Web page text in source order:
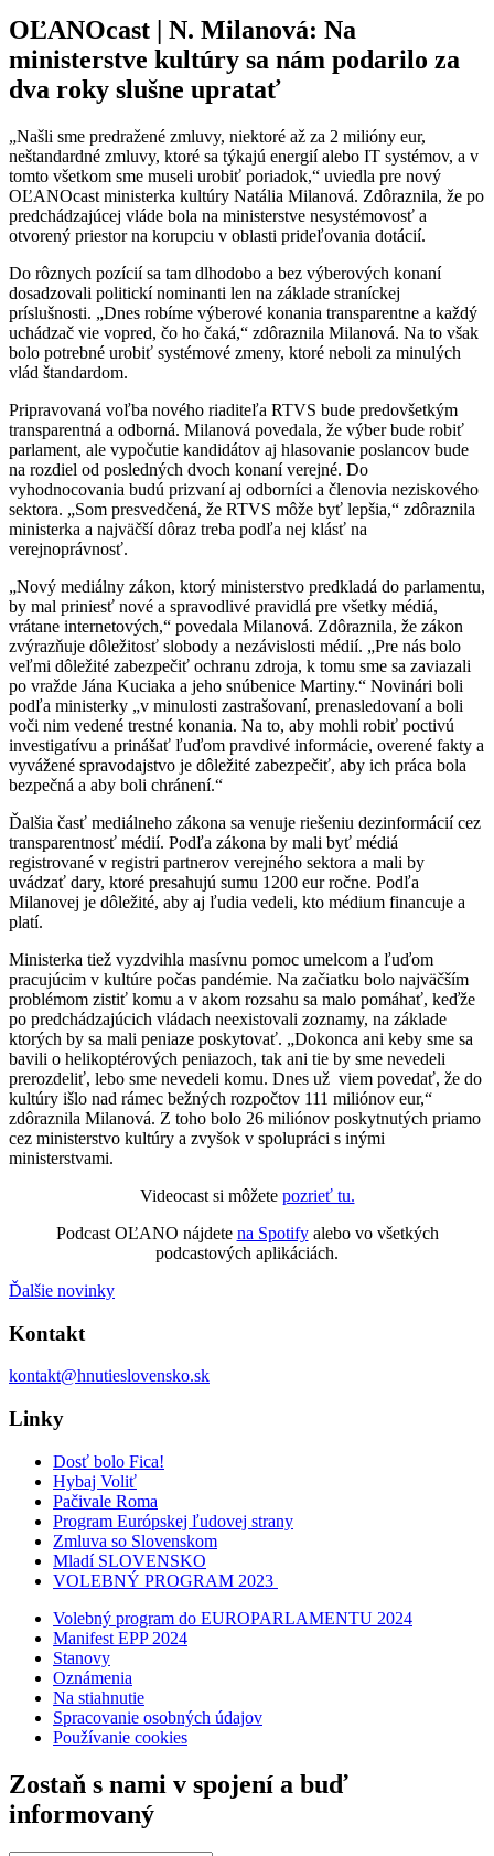
OĽANOcast | N. Milanová: Na
ministerstve kultúry sa nám podarilo za
dva roky slušne upratať
„Našli sme predražené zmluvy, niektoré až za 2 milióny eur,
neštandardné zmluvy, ktoré sa týkajú energií alebo IT systémov, a v
tomto všetkom sme museli urobiť poriadok,“ uviedla pre nový
OĽANOcast ministerka kultúry Natália Milanová. Zdôraznila, že po
predchádzajúcej vláde bola na ministerstve nesystémovosť a
otvorený priestor na korupciu v oblasti prideľovania dotácií.
Do rôznych pozícií sa tam dlhodobo a bez výberových konaní
dosadzovali politickí nominanti len na základe straníckej
príslušnosti. „Dnes robíme výberové konania transparentne a každý
uchádzač vie vopred, čo ho čaká,“ zdôraznila Milanová. Na to však
bolo potrebné urobiť systémové zmeny, ktoré neboli za minulých
vlád štandardom.
Pripravovaná voľba nového riaditeľa RTVS bude predovšetkým
transparentná a odborná. Milanová povedala, že výber bude robiť
parlament, ale vypočutie kandidátov aj hlasovanie poslancov bude
na rozdiel od posledných dvoch konaní verejné. Do
vyhodnocovania budú prizvaní aj odborníci a členovia neziskového
sektora. „Som presvedčená, že RTVS môže byť lepšia,“ zdôraznila
ministerka a najväčší dôraz treba podľa nej klásť na
verejnoprávnosť.
„Nový mediálny zákon, ktorý ministerstvo predkladá do parlamentu,
by mal priniesť nové a spravodlivé pravidlá pre všetky médiá,
vrátane internetových,“ povedala Milanová. Zdôraznila, že zákon
zvýrazňuje dôležitosť slobody a nezávislosti médií. „Pre nás bolo
veľmi dôležité zabezpečiť ochranu zdroja, k tomu sme sa zaviazali
po vražde Jána Kuciaka a jeho snúbenice Martiny.“ Novinári boli
podľa ministerky „v minulosti zastrašovaní, prenasledovaní a boli
voči nim vedené trestné konania. Na to, aby mohli robiť poctivú
investigatívu a prinášať ľuďom pravdivé informácie, overené fakty a
vyvážené spravodajstvo je dôležité zabezpečiť, aby ich práca bola
bezpečná a aby boli chránení.“
Ďalšia časť mediálneho zákona sa venuje riešeniu dezinformácií cez
transparentnosť médií. Podľa zákona by mali byť médiá
registrované v registri partnerov verejného sektora a mali by
uvádzať dary, ktoré presahujú sumu 1200 eur ročne. Podľa
Milanovej je dôležité, aby aj ľudia vedeli, kto médium financuje a
platí.
Ministerka tiež vyzdvihla masívnu pomoc umelcom a ľuďom
pracujúcim v kultúre počas pandémie. Na začiatku bolo najväčším
problémom zistiť komu a v akom rozsahu sa malo pomáhať, keďže
po predchádzajúcich vládach neexistovali zoznamy, na základe
ktorých by sa mali peniaze poskytovať. „Dokonca ani keby sme sa
bavili o helikoptérových peniazoch, tak ani tie by sme nevedeli
prerozdeliť, lebo sme nevedeli komu. Dnes už viem povedať, že do
kultúry išlo nad rámec bežných rozpočtov 111 miliónov eur,“
zdôraznila Milanová. Z toho bolo 26 miliónov poskytnutých priamo
cez ministerstvo kultúry a zvyšok v spolupráci s inými
ministerstvami.
Videocast si môžete pozrieť tu.
Podcast OĽANO nájdete na Spotifyalebo vo všetkých
podcastových aplikáciách.
Ďalšie novinky
Kontakt
kontakt@hnutieslovensko.sk
Linky
Dosť bolo Fica!
Hybaj Voliť
Pačivale Roma
Program Európskej ľudovej strany
Zmluva so Slovenskom
Mladí SLOVENSKO
VOLEBNÝ PROGRAM 2023
Volebný program do EUROPARLAMENTU 2024
Manifest EPP 2024
Stanovy
Oznámenia
Na stiahnutie
Spracovanie osobných údajov
Používanie cookies
Zostaň s nami v spojení a buď
informovaný